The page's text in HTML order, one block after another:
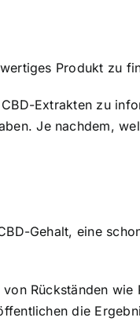
Produkt zu
Extrakten zu
Je nachdem,
Gehalt, eine
Rückständen
die